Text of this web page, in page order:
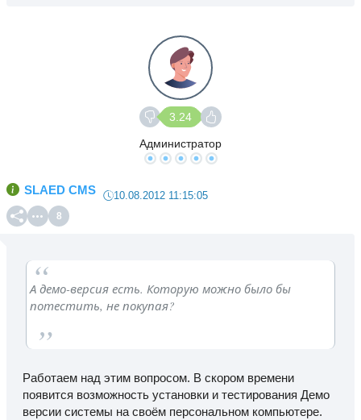
3.24
Администратор
SLAED CMS 10.08.2012 11:15:05
8
А демо-версия есть. Которую можно было бы
потестить, не покупая?
Работаем над этим вопросом. В скором времени
появится возможность установки и тестирования Демо
версии системы на своём персональном компьютере.